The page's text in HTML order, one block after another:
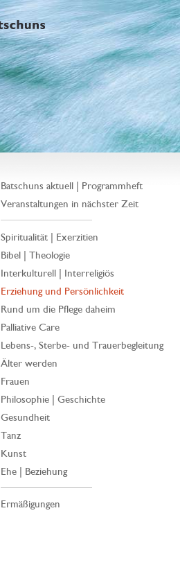
Batschuns aktuell | Programmheft
Veranstaltungen in nächster Zeit
Spiritualität | Exerzitien
Bibel | Theologie
Interkulturell | Interreligiös
Erziehung und Persönlichkeit
Rund um die Pflege daheim
Palliative Care
Lebens-, Sterbe- und Trauerbegleitung
Älter werden
Frauen
Philosophie | Geschichte
Gesundheit
Tanz
Kunst
Ehe | Beziehung
Ermäßigungen